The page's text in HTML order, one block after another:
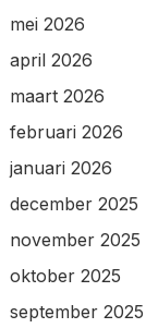
mei 2026
april 2026
maart 2026
februari 2026
januari 2026
december 2025
november 2025
oktober 2025
september 2025